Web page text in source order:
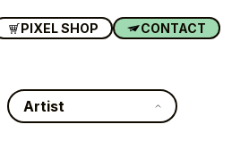
PIXEL SHOP CONTACT
Artist